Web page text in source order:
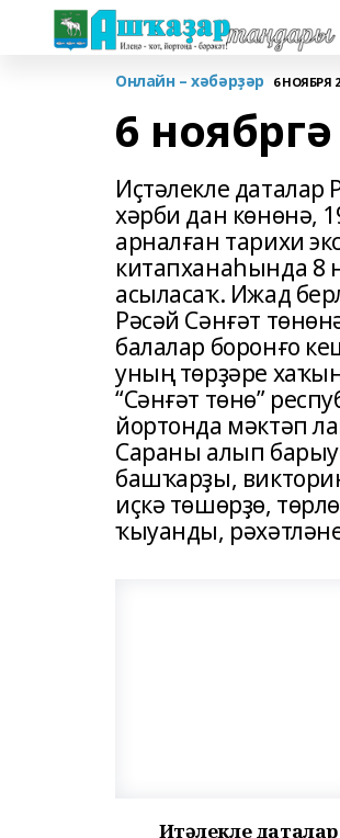
Онлайн – хәбәрҙәр 6 НОЯБРЯ
6
Иҫтәлекле даталар
хәрби дан көнөнә,
арналған тарихи
китапханаһында 8
асыласаҡ. Ижад
Рәсәй Сәнғәт
балалар боронғо
уның төрҙәре
“Сәнғәт төнө”
йортонда мәктәп
Сараны алып
башҡарҙы,
иҫкә төшөрҙө,
ҡыуанды,
Иҫтәлекле даталар